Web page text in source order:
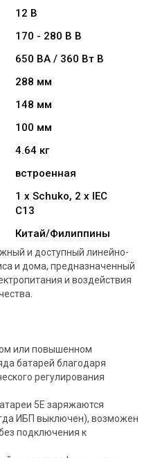
12 В
170 - 280 В В
650 ВА / 360 Вт В
288 мм
148 мм
100 мм
4.64 кг
встроенная
1 x Schuko, 2 x IEC
C13
Китай/Филиппины
и доступный линейно-
и дома, предназначенный
и воздействия
или повышенном
батарей благодаря
регулирования
5Е заряжаются
ИБП выключен), возможен
подключения к